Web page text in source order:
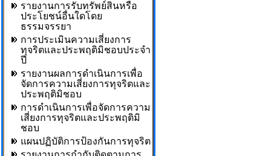
รายงานการรับทรัพย์สินหรือ
ประโยชน์อื่นใดโดย
ธรรมจรรยา
การประเมินความเสี่ยงการ
ทุจริตและประพฤติมิชอบประจำ
ปี
รายงานผลการดำเนินการเพื่อ
จัดการความเสี่ยงการทุจริตและ
ประพฤติมิชอบ
การดำเนินการเพื่อจัดการความ
เสี่ยงการทุจริตและประพฤติมิ
ชอบ
แผนปฏิบัติการป้องกันการทุจริต